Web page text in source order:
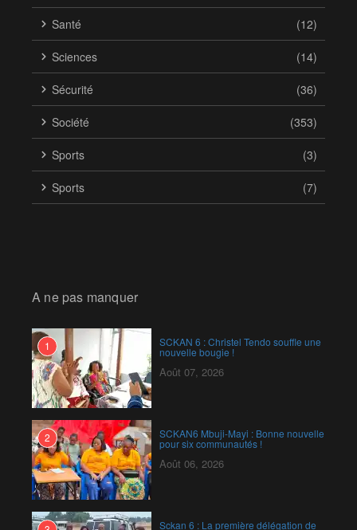
Santé (12)
Sciences (14)
Sécurité (36)
Société (353)
Sports (3)
Sports (7)
A ne pas manquer
1 SCKAN 6 : Christel Tendo souffle une
nouvelle bougie !
Août 07, 2026
2 SCKAN6 Mbuji-Mayi : Bonne nouvelle
pour six communautés !
Août 06, 2026
Sckan 6 : ‎La première délégation de